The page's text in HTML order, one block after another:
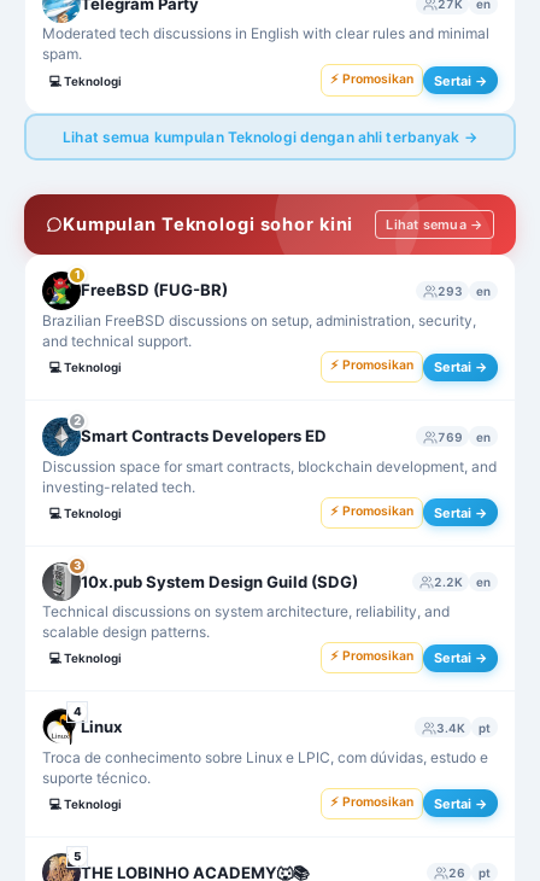
27K en
Moderated tech discussions in English with clear rules and minimal
spam.
💻 Teknologi ⚡ Promosikan Sertai →
Lihat semua kumpulan Teknologi dengan ahli terbanyak →
Kumpulan Teknologi sohor kini Lihat semua →
1
FreeBSD (FUG-BR) 293 en
Brazilian FreeBSD discussions on setup, administration, security,
and technical support.
💻 Teknologi ⚡ Promosikan Sertai →
2
Smart Contracts Developers ED 769 en
Discussion space for smart contracts, blockchain development, and
investing-related tech.
💻 Teknologi ⚡ Promosikan Sertai →
3
10x.pub System Design Guild (SDG) 2.2K en
Technical discussions on system architecture, reliability, and
scalable design patterns.
💻 Teknologi ⚡ Promosikan Sertai →
4
Linux 3.4K pt
Troca de conhecimento sobre Linux e LPIC, com dúvidas, estudo e
suporte técnico.
💻 Teknologi ⚡ Promosikan Sertai →
5
THE LOBINHO ACADEMY🐺📚 26 pt